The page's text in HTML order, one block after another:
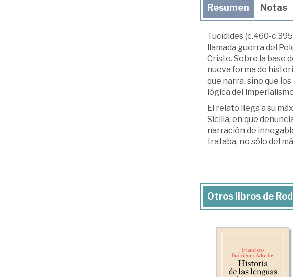
Resumen Notas
Tucídides (c.460-
llamada guerra del
Cristo. Sobre la base
nueva forma de
que narra, sino que
lógica del
El relato llega a su
Sicilia, en que
narración de
trataba, no sólo del
Otros libros de